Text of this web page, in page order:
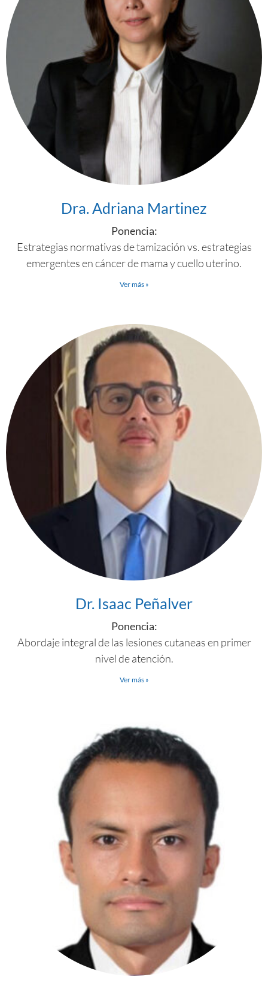
Dra. Adriana Martinez
Ponencia:
Estrategias normativas de tamización vs. estrategias
emergentes en cáncer de mama y cuello uterino.
Ver más »
Dr. Isaac Peñalver
Ponencia:
Abordaje integral de las lesiones cutaneas en primer
nivel de atención.
Ver más »